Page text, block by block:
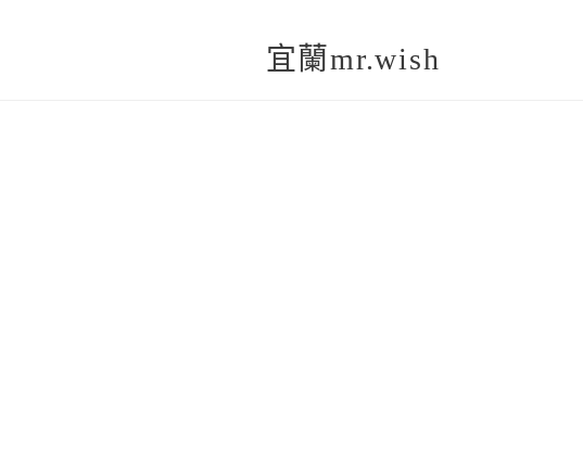
宜蘭mr.wish